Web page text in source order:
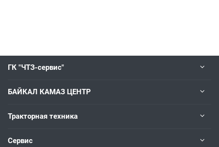
ГК "ЧТЗ-сервис"
БАЙКАЛ КАМАЗ ЦЕНТР
Тракторная техника
Сервис